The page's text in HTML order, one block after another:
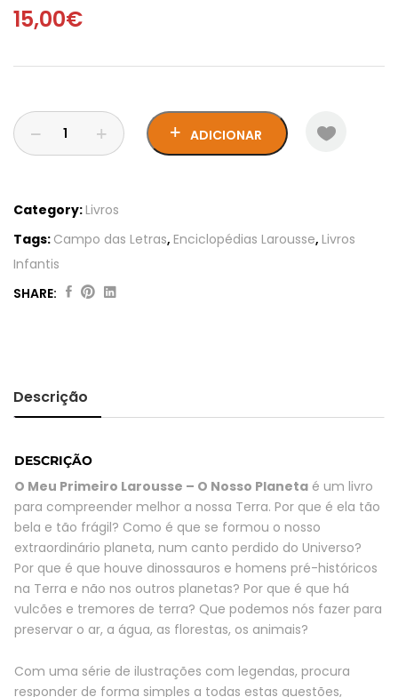
15,00€
-
O
Planeta
quantity
ADICIONAR
Category:Livros
Tags: Campo das Letras, Enciclopédias Larousse, Livros
Infantis
SHARE:
Descrição
DESCRIÇÃO
O Meu Primeiro Larousse – O Nosso Planeta é um livro
para compreender melhor a nossa Terra. Por que é ela tão
bela e tão frágil? Como é que se formou o nosso
extraordinário planeta, num canto perdido do Universo?
Por que é que houve dinossauros e homens pré-históricos
na Terra e não nos outros planetas? Por que é que há
vulcões e tremores de terra? Que podemos nós fazer para
preservar o ar, a água, as florestas, os animais?
Com uma série de ilustrações com legendas, procura
responder de forma simples a todas estas questões,